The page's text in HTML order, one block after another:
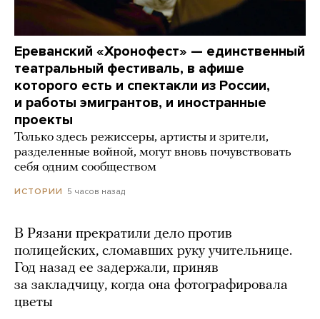
Ереванский «Хронофест» — единственный
театральный фестиваль, в афише
которого есть и спектакли из России,
и работы эмигрантов, и иностранные
проекты
Только здесь режиссеры, артисты и зрители,
разделенные войной, могут вновь почувствовать
себя одним сообществом
ИСТОРИИ 5 часов назад
В Рязани прекратили дело против
полицейских, сломавших руку учительнице.
Год назад ее задержали, приняв
за закладчицу, когда она фотографировала
цветы